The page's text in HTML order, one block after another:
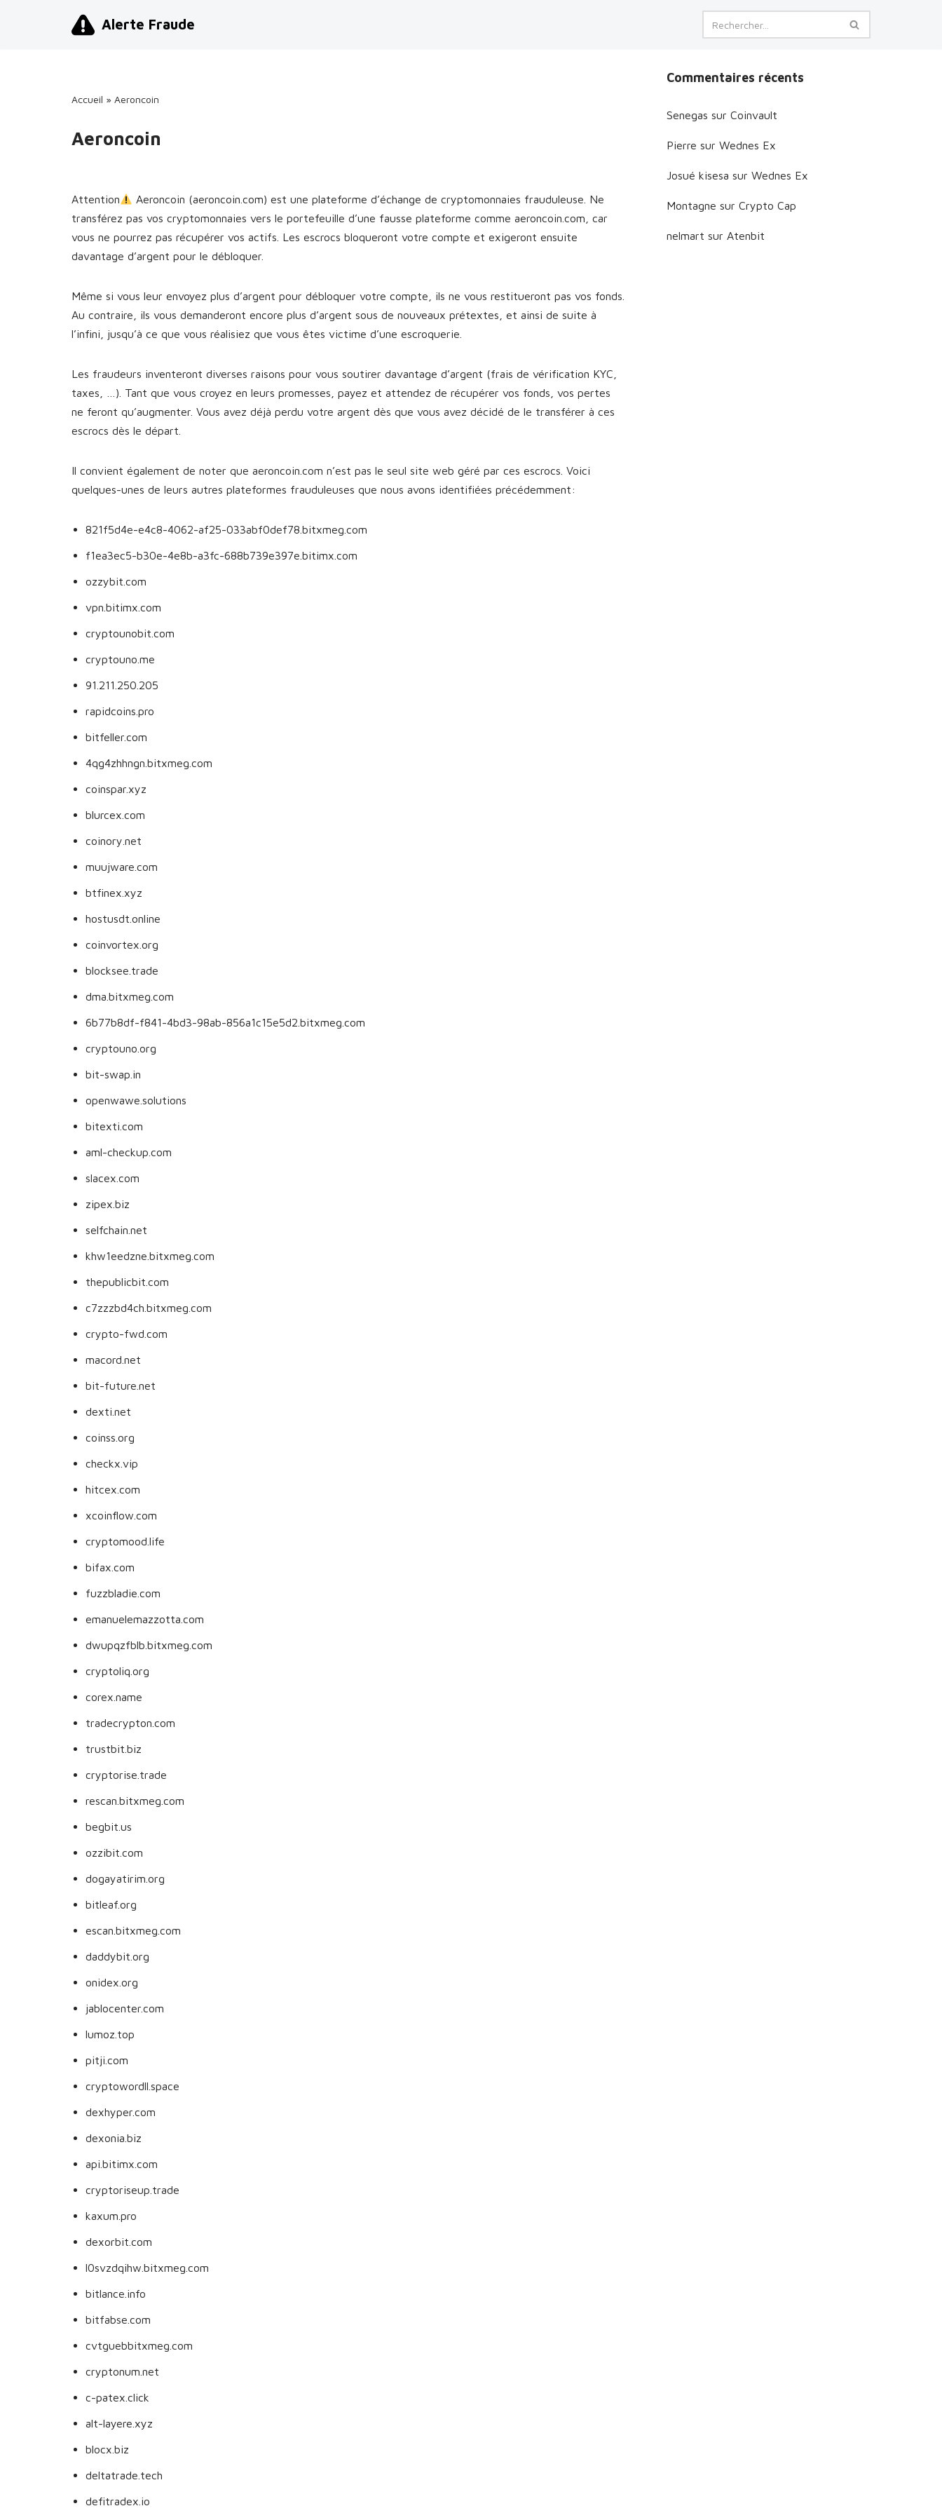
Alerte Fraude
Accueil » Aeroncoin
Aeroncoin
Attention
Aeroncoin (aeroncoin.com) est une plateforme d’échange de cryptomonnaies frauduleuse. Ne
transférez pas vos cryptomonnaies vers le portefeuille d’une fausse plateforme comme aeroncoin.com, car
vous ne pourrez pas récupérer vos actifs. Les escrocs bloqueront votre compte et exigeront ensuite
davantage d’argent pour le débloquer.
Même si vous leur envoyez plus d’argent pour débloquer votre compte, ils ne vous restitueront pas vos fonds.
Au contraire, ils vous demanderont encore plus d’argent sous de nouveaux prétextes, et ainsi de suite à
l’infini, jusqu’à ce que vous réalisiez que vous êtes victime d’une escroquerie.
Les fraudeurs inventeront diverses raisons pour vous soutirer davantage d’argent (frais de vérification KYC,
taxes, …). Tant que vous croyez en leurs promesses, payez et attendez de récupérer vos fonds, vos pertes
ne feront qu’augmenter. Vous avez déjà perdu votre argent dès que vous avez décidé de le transférer à ces
escrocs dès le départ.
Il convient également de noter que aeroncoin.com n’est pas le seul site web géré par ces escrocs. Voici
quelques-unes de leurs autres plateformes frauduleuses que nous avons identifiées précédemment:
821f5d4e-e4c8-4062-af25-033abf0def78.bitxmeg.com
f1ea3ec5-b30e-4e8b-a3fc-688b739e397e.bitimx.com
ozzybit.com
vpn.bitimx.com
cryptounobit.com
cryptouno.me
91.211.250.205
rapidcoins.pro
bitfeller.com
4qg4zhhngn.bitxmeg.com
coinspar.xyz
blurcex.com
coinory.net
muujware.com
btfinex.xyz
hostusdt.online
coinvortex.org
blocksee.trade
dma.bitxmeg.com
6b77b8df-f841-4bd3-98ab-856a1c15e5d2.bitxmeg.com
cryptouno.org
bit-swap.in
openwawe.solutions
bitexti.com
aml-checkup.com
slacex.com
zipex.biz
selfchain.net
khw1eedzne.bitxmeg.com
thepublicbit.com
c7zzzbd4ch.bitxmeg.com
crypto-fwd.com
macord.net
bit-future.net
dexti.net
coinss.org
checkx.vip
hitcex.com
xcoinflow.com
cryptomood.life
bifax.com
fuzzbladie.com
emanuelemazzotta.com
dwupqzfblb.bitxmeg.com
cryptoliq.org
corex.name
tradecrypton.com
trustbit.biz
cryptorise.trade
rescan.bitxmeg.com
begbit.us
ozzibit.com
dogayatirim.org
bitleaf.org
escan.bitxmeg.com
daddybit.org
onidex.org
jablocenter.com
lumoz.top
pitji.com
cryptowordll.space
dexhyper.com
dexonia.biz
api.bitimx.com
cryptoriseup.trade
kaxum.pro
dexorbit.com
l0svzdqihw.bitxmeg.com
bitlance.info
bitfabse.com
cvtguebbitxmeg.com
cryptonum.net
c-patex.click
alt-layere.xyz
blocx.biz
deltatrade.tech
defitradex.io
Commentaires récents
Senegas sur Coinvault
Pierre sur Wednes Ex
Josué kisesa sur Wednes Ex
Montagne sur Crypto Cap
nelmart sur Atenbit